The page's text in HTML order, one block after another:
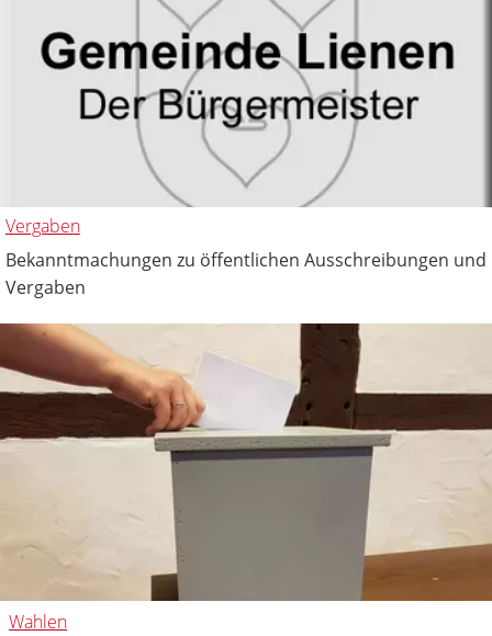
Vergaben
Bekanntmachungen zu öffentlichen Ausschreibungen und
Vergaben
Wahlen